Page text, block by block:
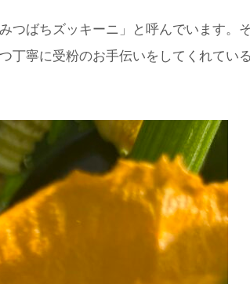
つばちズッキーニ」と呼んでいます。
丁寧に受粉のお手伝いをしてくれてい